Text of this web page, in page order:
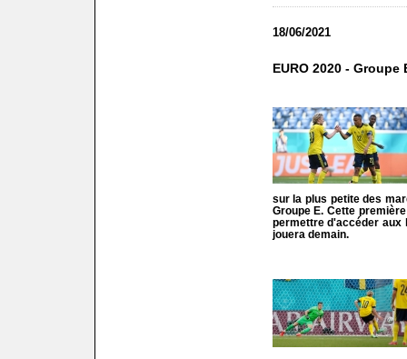
18/06/2021
EURO 2020 -
sur la plus petite des
Groupe E. Cette
permettre d'accéder aux
jouera demain.